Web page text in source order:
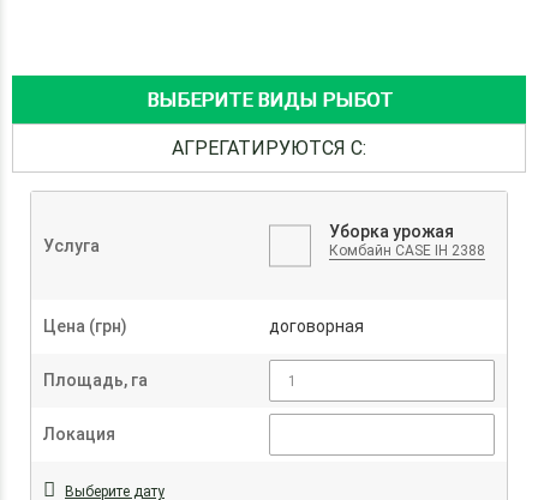
ВЫБЕРИТЕ ВИДЫ РЫБОТ
АГРЕГАТИРУЮТСЯ С:
Услуга
Уборка урожая
Комбайн CASE IH 2388
Цена (грн) договорная
Площадь, га
Локация
Выберите дату